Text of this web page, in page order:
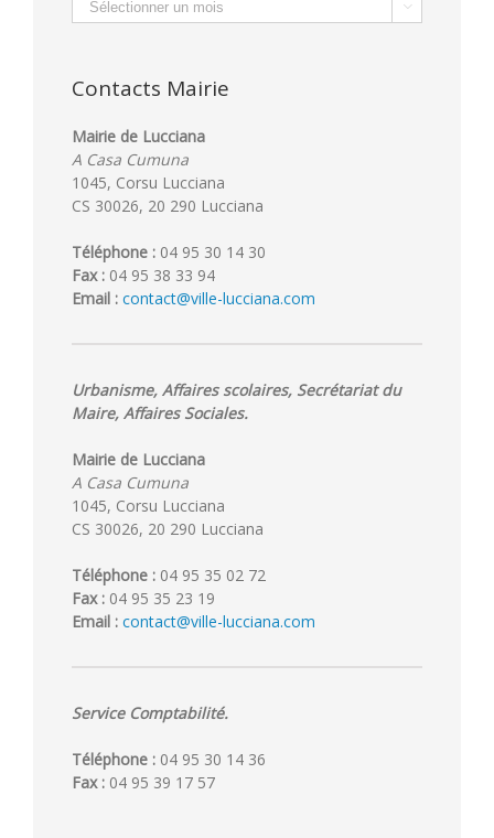

Contacts Mairie
Mairie de Lucciana
A Casa Cumuna
1045, Corsu Lucciana
CS 30026, 20 290 Lucciana
Téléphone : 04 95 30 14 30
Fax : 04 95 38 33 94
Email : contact@ville-lucciana.com
Urbanisme, Affaires scolaires, Secrétariat du
Maire, Affaires Sociales.
Mairie de Lucciana
A Casa Cumuna
1045, Corsu Lucciana
CS 30026, 20 290 Lucciana
Téléphone : 04 95 35 02 72
Fax : 04 95 35 23 19
Email : contact@ville-lucciana.com
Service Comptabilité.
Téléphone : 04 95 30 14 36
Fax : 04 95 39 17 57